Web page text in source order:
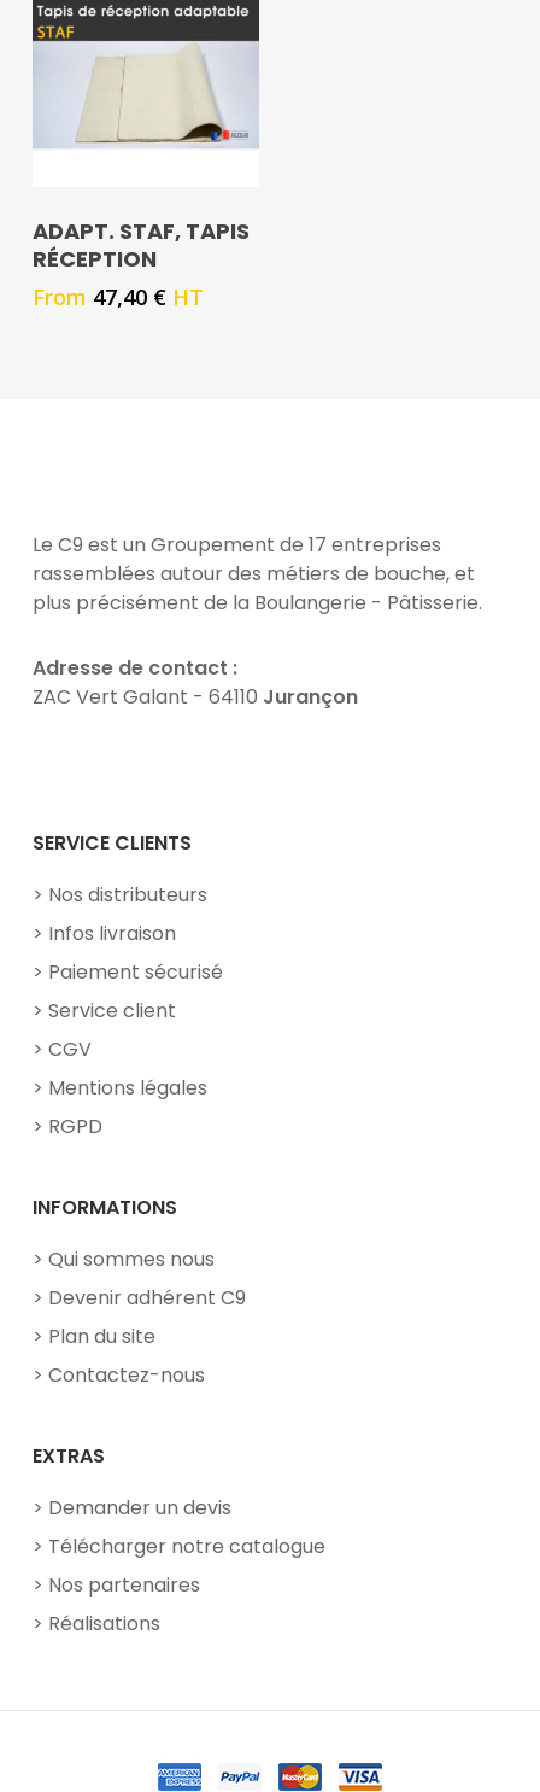
ADAPT. STAF, TAPIS
RÉCEPTION
From 47,40 € HT
Le C9 est un Groupement de 17 entreprises
rassemblées autour des métiers de bouche, et
plus précisément de la Boulangerie - Pâtisserie.
Adresse de contact :
ZAC Vert Galant - 64110 Jurançon
SERVICE CLIENTS
Nos distributeurs
Infos livraison
Paiement sécurisé
Service client
CGV
Mentions légales
RGPD
INFORMATIONS
Qui sommes nous
Devenir adhérent C9
Plan du site
Contactez-nous
EXTRAS
Demander un devis
Télécharger notre catalogue
Nos partenaires
Réalisations